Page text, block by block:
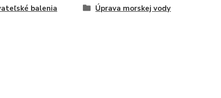
balenia Úprava morskej vody